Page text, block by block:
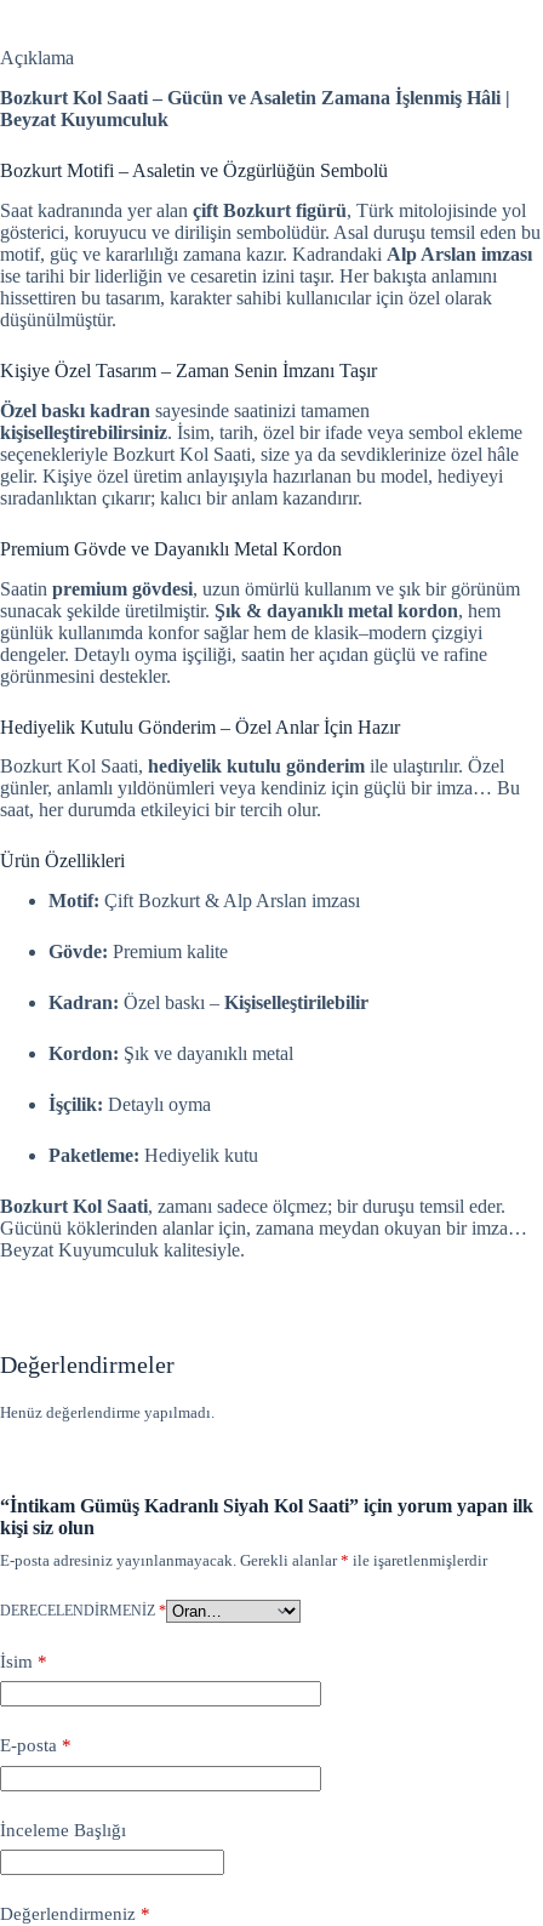
Açıklama
Bozkurt Kol Saati – Gücün ve Asaletin Zamana İşlenmiş Hâli |
Beyzat Kuyumculuk
Bozkurt Motifi – Asaletin ve Özgürlüğün Sembolü
Saat kadranında yer alan çift Bozkurt figürü, Türk mitolojisinde yol
gösterici, koruyucu ve dirilişin sembolüdür. Asal duruşu temsil eden bu
motif, güç ve kararlılığı zamana kazır. Kadrandaki Alp Arslan imzası
ise tarihi bir liderliğin ve cesaretin izini taşır. Her bakışta anlamını
hissettiren bu tasarım, karakter sahibi kullanıcılar için özel olarak
düşünülmüştür.
Kişiye Özel Tasarım – Zaman Senin İmzanı Taşır
Özel baskı kadran sayesinde saatinizi tamamen
kişiselleştirebilirsiniz. İsim, tarih, özel bir ifade veya sembol ekleme
seçenekleriyle Bozkurt Kol Saati, size ya da sevdiklerinize özel hâle
gelir. Kişiye özel üretim anlayışıyla hazırlanan bu model, hediyeyi
sıradanlıktan çıkarır; kalıcı bir anlam kazandırır.
Premium Gövde ve Dayanıklı Metal Kordon
Saatin premium gövdesi, uzun ömürlü kullanım ve şık bir görünüm
sunacak şekilde üretilmiştir. Şık & dayanıklı metal kordon, hem
günlük kullanımda konfor sağlar hem de klasik–modern çizgiyi
dengeler. Detaylı oyma işçiliği, saatin her açıdan güçlü ve rafine
görünmesini destekler.
Hediyelik Kutulu Gönderim – Özel Anlar İçin Hazır
Bozkurt Kol Saati, hediyelik kutulu gönderim ile ulaştırılır. Özel
günler, anlamlı yıldönümleri veya kendiniz için güçlü bir imza… Bu
saat, her durumda etkileyici bir tercih olur.
Ürün Özellikleri
Motif: Çift Bozkurt & Alp Arslan imzası
Gövde: Premium kalite
Kadran: Özel baskı – Kişiselleştirilebilir
Kordon: Şık ve dayanıklı metal
İşçilik: Detaylı oyma
Paketleme: Hediyelik kutu
Bozkurt Kol Saati, zamanı sadece ölçmez; bir duruşu temsil eder.
Gücünü köklerinden alanlar için, zamana meydan okuyan bir imza…
Beyzat Kuyumculuk kalitesiyle.
Değerlendirmeler
Henüz değerlendirme yapılmadı.
“İntikam Gümüş Kadranlı Siyah Kol Saati” için yorum yapan ilk
kişi siz olun
E-posta adresiniz yayınlanmayacak. Gerekli alanlar* ile işaretlenmişlerdir
DERECELENDIRMENIZ *
İsim *
E-posta *
İnceleme Başlığı
Değerlendirmeniz *